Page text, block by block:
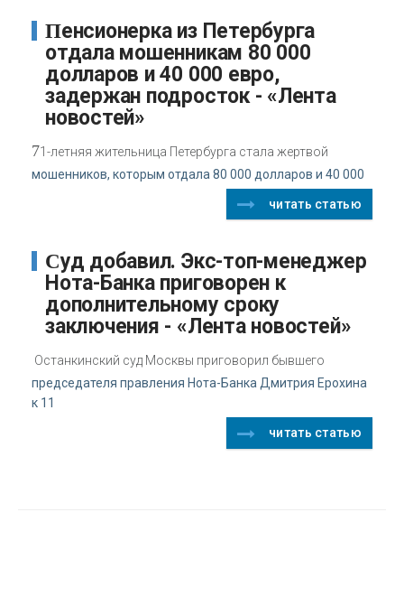
Пенсионерка из Петербурга
отдала мошенникам 80 000
долларов и 40 000 евро,
задержан подросток - «Лента
новостей»
71-летняя жительница Петербурга стала жертвой
мошенников, которым отдала 80 000 долларов и 40 000
читать статью
Суд добавил. Экс-топ-менеджер
Нота-Банка приговорен к
дополнительному сроку
заключения - «Лента новостей»
Останкинский суд Москвы приговорил бывшего
председателя правления Нота-Банка Дмитрия Ерохина
к 11
читать статью